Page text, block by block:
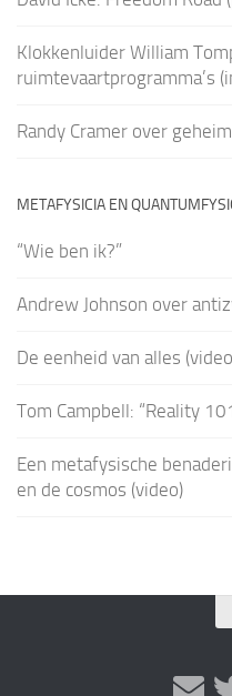
Klokkenluider William
ruimtevaartprogramma’s
Randy Cramer over
METAFYSICIA EN
“Wie ben ik?”
Andrew Johnson over
De eenheid van alles
Tom Campbell: “Reality
Een metafysische
en de cosmos (video)